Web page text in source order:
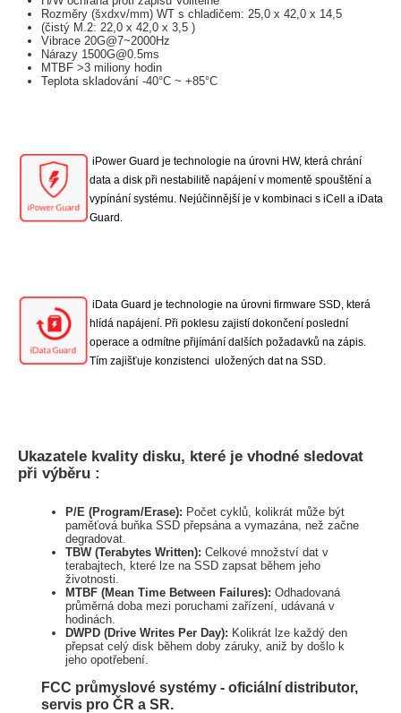
Rozměry (šxdxv/mm) WT s chladičem: 25,0 x 42,0 x 14,5
(čistý M.2: 22,0 x 42,0 x 3,5 )
Vibrace 20G@7~2000Hz
Nárazy 1500G@0.5ms
MTBF >3 miliony hodin
Teplota skladování -40°C ~ +85°C
iPower Guard je technologie na úrovni HW, která chrání
data a disk při nestabilitě napájení v momentě spouštění a
vypínání systému. Nejúčinnější je v kombinaci s iCell a iData
Guard.
iData Guard je technologie na úrovni firmware SSD, která
hlídá napájení. Při poklesu zajistí dokončení poslední
operace a odmítne přijímání dalších požadavků na zápis.
Tím zajišťuje konzistenci uložených dat na SSD.
Ukazatele kvality disku, které je vhodné sledovat
při výběru :
P/E (Program/Erase): Počet cyklů, kolikrát může být
paměťová buňka SSD přepsána a vymazána, než začne
degradovat.
TBW (Terabytes Written): Celkové množství dat v
terabajtech, které lze na SSD zapsat během jeho
životnosti.
MTBF (Mean Time Between Failures): Odhadovaná
průměrná doba mezi poruchami zařízení, udávaná v
hodinách.
DWPD (Drive Writes Per Day): Kolikrát lze každý den
přepsat celý disk během doby záruky, aniž by došlo k
jeho opotřebení.
FCC průmyslové systémy - oficiální distributor,
servis pro ČR a SR.